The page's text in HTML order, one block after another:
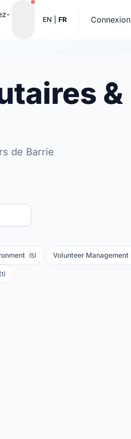
Notifications actives
EN FR Connexion
&
de Barrie
(5) Volunteer Management
(1)